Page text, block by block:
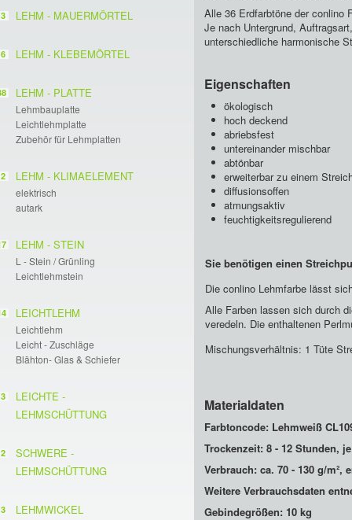
3 LEHM - MAUERMÖRTEL
6 LEHM - KLEBEMÖRTEL
LEHM - PLATTE
Lehmbauplatte
Leichtlehmplatte
Zubehör für Lehmplatten
2 LEHM - KLIMAELEMENT
elektrisch
autark
LEHM - STEIN
L - Stein / Grünling
Leichtlehmstein
LEICHTLEHM
Leichtlehm
Leicht - Zuschläge
Blähton- Glas & Schiefer
3
LEICHTE -
LEHMSCHÜTTUNG
2
SCHWERE -
LEHMSCHÜTTUNG
3 LEHMWICKEL
Alle 36 Erdfarbtöne der conlino
Je nach Untergrund,
unterschiedliche harmonische
Eigenschaften
ökologisch
hoch deckend
abriebsfest
untereinander mischbar
abtönbar
erweiterbar zu einem
diffusionsoffen
atmungsaktiv
feuchtigkeitsregulierend
Sie benötigen einen
Die conlino Lehmfarbe lässt
Alle Farben lassen sich durch
veredeln. Die enthaltenen
Mischungsverhältnis: 1 Tüte
Materialdaten
Farbtoncode: Lehmweiß
Trockenzeit: 8 - 12 Stunden,
Verbrauch: ca. 70 - 130 g/
Weitere Verbrauchsdaten
Gebindegrößen: 10 kg